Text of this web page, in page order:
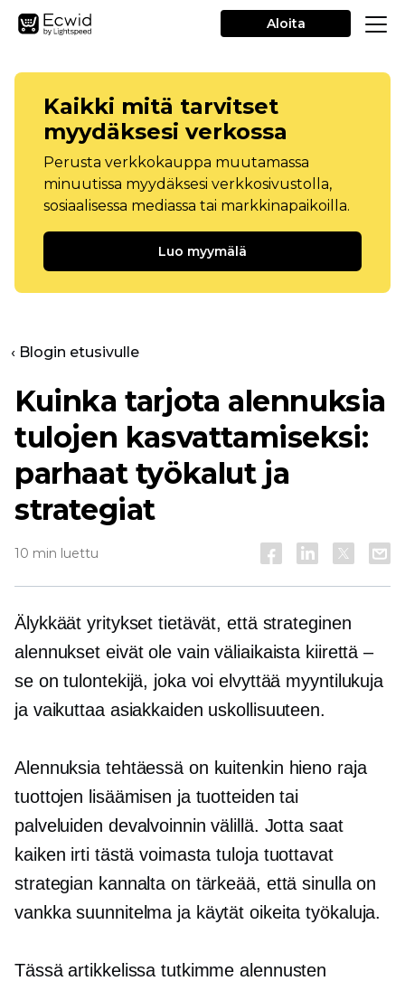
Aloita
Kaikki mitä tarvitset
myydäksesi verkossa
Perusta verkkokauppa muutamassa
minuutissa myydäksesi verkkosivustolla,
sosiaalisessa mediassa tai markkinapaikoilla.
Luo myymälä
‹ Blogin etusivulle
Kuinka tarjota alennuksia
tulojen kasvattamiseksi:
parhaat työkalut ja
strategiat
10 min luettu
Älykkäät yritykset tietävät, että strateginen
alennukset eivät ole vain väliaikaista kiirettä –
se on tulontekijä, joka voi elvyttää myyntilukuja
ja vaikuttaa asiakkaiden uskollisuuteen.
Alennuksia tehtäessä on kuitenkin hieno raja
tuottojen lisäämisen ja tuotteiden tai
palveluiden devalvoinnin välillä. Jotta saat
kaiken irti tästä voimastatuloja tuottavat
strategian kannalta on tärkeää, että sinulla on
vankka suunnitelma ja käytät oikeita työkaluja.
Tässä artikkelissa tutkimme alennusten